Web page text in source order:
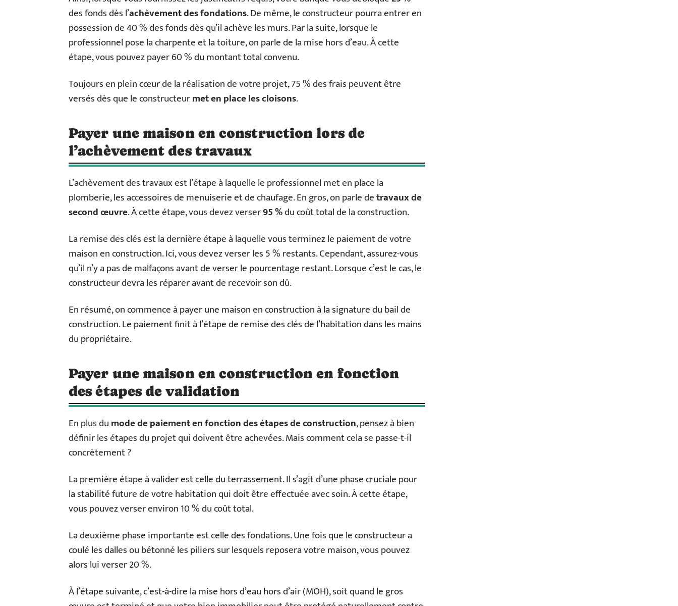
des fonds dès l’achèvement des fondations. De même, le constructeur pourra entrer en
possession de 40 % des fonds dès qu’il achève les murs. Par la suite, lorsque le
professionnel pose la charpente et la toiture, on parle de la mise hors d’eau. À cette
étape, vous pouvez payer 60 % du montant total convenu.
Toujours en plein cœur de la réalisation de votre projet, 75 % des frais peuvent être
versés dès que le constructeurmet en place les cloisons.
Payer une maison en construction lors de
l’achèvement des travaux
L’achèvement des travaux est l’étape à laquelle le professionnel met en place la
plomberie, les accessoires de menuiserie et de chaufage. En gros, on parle detravaux de
second œuvre. À cette étape, vous devez verser95 %du coût total de la construction.
La remise des clés est la dernière étape à laquelle vous terminez le paiement de votre
maison en construction. Ici, vous devez verser les 5 % restants. Cependant, assurez-vous
qu’il n’y a pas de malfaçons avant de verser le pourcentage restant. Lorsque c’est le cas, le
constructeur devra les réparer avant de recevoir son dû.
En résumé, on commence à payer une maison en construction à la signature du bail de
construction. Le paiement finit à l’étape de remise des clés de l’habitation dans les mains
du propriétaire.
Payer une maison en construction en fonction
des étapes de validation
En plus dumode de paiement en fonction des étapes de construction, pensez à bien
définir les étapes du projet qui doivent être achevées. Mais comment cela se passe-t-il
concrètement ?
La première étape à valider est celle du terrassement. Il s’agit d’une phase cruciale pour
la stabilité future de votre habitation qui doit être effectuée avec soin. À cette étape,
vous pouvez verser environ 10 % du coût total.
La deuxième phase importante est celle des fondations. Une fois que le constructeur a
coulé les dalles ou bétonné les piliers sur lesquels reposera votre maison, vous pouvez
alors lui verser 20 %.
À l’étape suivante, c’est-à-dire la mise hors d’eau hors d’air (MOH), soit quand le gros